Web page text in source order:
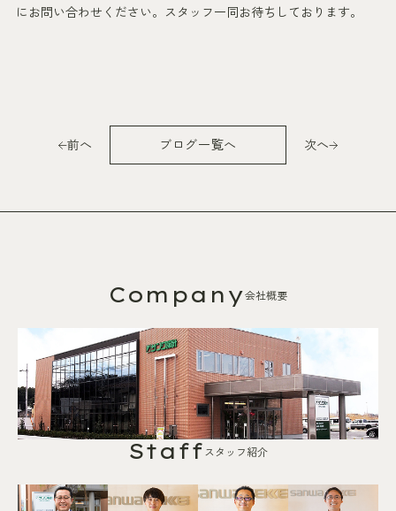
にお問い合わせください。スタッフ一同お待ちしております。
前へ ブログ一覧へ 次へ
Company会社概要
Staffスタッフ紹介